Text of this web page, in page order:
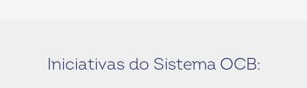
Iniciativas do Sistema OCB: